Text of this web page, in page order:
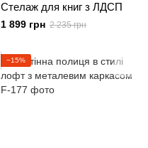
Стелаж для книг з ЛДСП
1 899 грн 2 235 грн
−15%